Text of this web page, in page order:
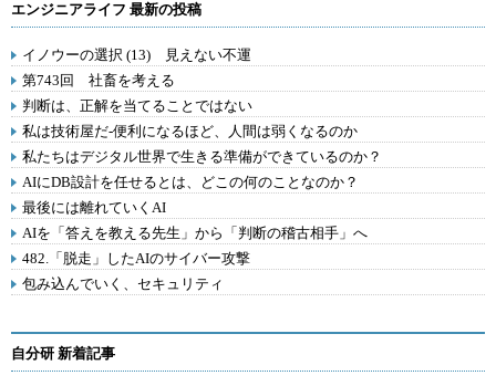
エンジニアライフ 最新の投稿
イノウーの選択 (13) 見えない不運
第743回 社畜を考える
判断は、正解を当てることではない
私は技術屋だ-便利になるほど、人間は弱くなるのか
私たちはデジタル世界で生きる準備ができているのか？
AIにDB設計を任せるとは、どこの何のことなのか？
最後には離れていくAI
AIを「答えを教える先生」から「判断の稽古相手」へ
482.「脱走」したAIのサイバー攻撃
包み込んでいく、セキュリティ
自分研 新着記事